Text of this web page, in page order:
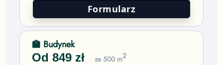
Formularz
🏫 Budynek
Od 849 zł za 500 m2